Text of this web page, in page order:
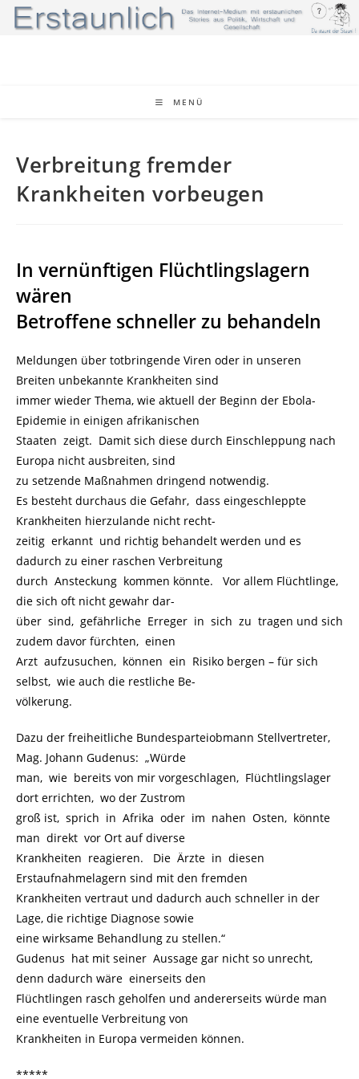
Zum
Inhalt
MENÜ
Verbreitung fremder
Krankheiten vorbeugen
In vernünftigen Flüchtlingslagern
wären
Betroffene schneller zu behandeln
Meldungen über totbringende Viren oder in unseren
Breiten unbekannte Krankheiten sind
immer wieder Thema, wie aktuell der Beginn der Ebola-
Epidemie in einigen afrikanischen
Staaten zeigt. Damit sich diese durch Einschleppung nach
Europa nicht ausbreiten, sind
zu setzende Maßnahmen dringend notwendig.
Es besteht durchaus die Gefahr, dass eingeschleppte
Krankheiten hierzulande nicht recht-
zeitig erkannt und richtig behandelt werden und es
dadurch zu einer raschen Verbreitung
durch Ansteckung kommen könnte. Vor allem Flüchtlinge,
die sich oft nicht gewahr dar-
über sind, gefährliche Erreger in sich zu tragen und sich
zudem davor fürchten, einen
Arzt aufzusuchen, können ein Risiko bergen – für sich
selbst, wie auch die restliche Be-
völkerung.
Dazu der freiheitliche Bundesparteiobmann Stellvertreter,
Mag. Johann Gudenus: „Würde
man, wie bereits von mir vorgeschlagen, Flüchtlingslager
dort errichten, wo der Zustrom
groß ist, sprich in Afrika oder im nahen Osten, könnte
man direkt vor Ort auf diverse
Krankheiten reagieren. Die Ärzte in diesen
Erstaufnahmelagern sind mit den fremden
Krankheiten vertraut und dadurch auch schneller in der
Lage, die richtige Diagnose sowie
eine wirksame Behandlung zu stellen.“
Gudenus hat mit seiner Aussage gar nicht so unrecht,
denn dadurch wäre einerseits den
Flüchtlingen rasch geholfen und andererseits würde man
eine eventuelle Verbreitung von
Krankheiten in Europa vermeiden können.
*****